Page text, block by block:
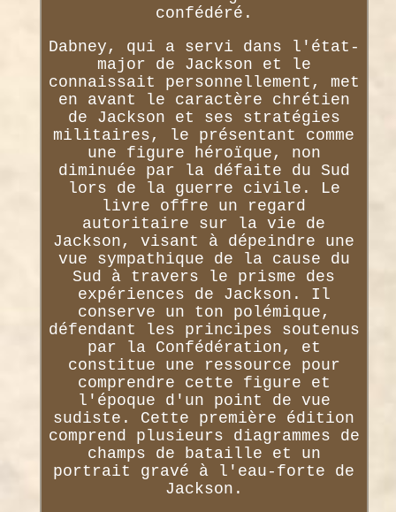
confédéré.
Dabney, qui a servi dans l'état-
major de Jackson et le
connaissait personnellement, met
en avant le caractère chrétien
de Jackson et ses stratégies
militaires, le présentant comme
une figure héroïque, non
diminuée par la défaite du Sud
lors de la guerre civile. Le
livre offre un regard
autoritaire sur la vie de
Jackson, visant à dépeindre une
vue sympathique de la cause du
Sud à travers le prisme des
expériences de Jackson. Il
conserve un ton polémique,
défendant les principes soutenus
par la Confédération, et
constitue une ressource pour
comprendre cette figure et
l'époque d'un point de vue
sudiste. Cette première édition
comprend plusieurs diagrammes de
champs de bataille et un
portrait gravé à l'eau-forte de
Jackson.